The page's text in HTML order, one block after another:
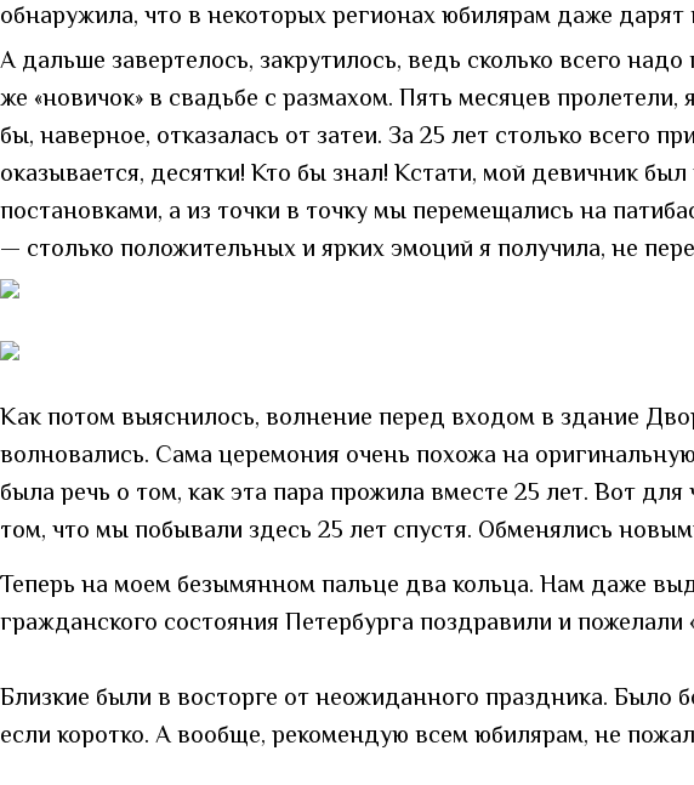
обнаружила, что в некоторых регионах юбилярам даже
А дальше завертелось, закрутилось, ведь сколько всего
же «новичок» в свадьбе с размахом. Пять месяцев
бы, наверное, отказалась от затеи. За 25 лет столько
оказывается, десятки! Кто бы знал! Кстати, мой девичник
постановками, а из точки в точку мы перемещались на
— столько положительных и ярких эмоций я получила, не
Как потом выяснилось, волнение перед входом в здание
волновались. Сама церемония очень похожа на
была речь о том, как эта пара прожила вместе 25 лет. Вот
том, что мы побывали здесь 25 лет спустя. Обменялись
Теперь на моем безымянном пальце два кольца. Нам даже
гражданского состояния Петербурга поздравили и
Близкие были в восторге от неожиданного праздника. Было
если коротко. А вообще, рекомендую всем юбилярам, не